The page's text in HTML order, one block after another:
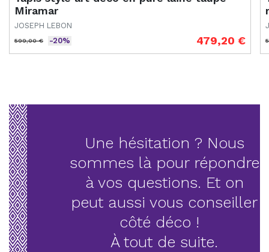
Miramar
JOSEPH LEBON
Prix de base
599,00 €
Prix -20% 479,20 €
Une hésitation ? Nous
sommes là pour répondre
à vos questions. Et on
peut aussi vous conseiller
côté déco !
À tout de suite.